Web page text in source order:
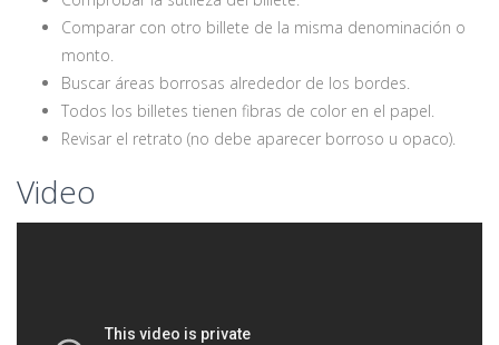
Comparar con otro billete de la misma denominación o
monto.
Buscar áreas borrosas alrededor de los bordes.
Todos los billetes tienen fibras de color en el papel.
Revisar el retrato (no debe aparecer borroso u opaco).
Video